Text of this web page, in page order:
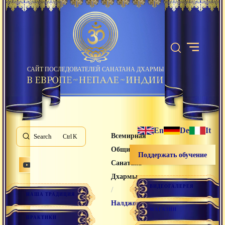
САЙТ ПОСЛЕДОВАТЕЛЕЙ САНАТАНА ДХАРМЫ
Search K
НАША ТРАДИЦИЯ
ПРАКТИКИ
Всемирная
Община
Санатана
Дхармы
/
Налджорпа
En De It
Поддержать обучение
ВИДЕОГАЛЕРЕЯ
МАГАЗИН